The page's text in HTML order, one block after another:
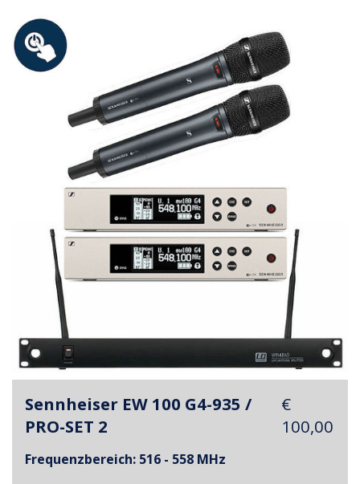
Sennheiser EW 100 G4-935 /
PRO-SET 2
€
100,00
Frequenzbereich: 516 - 558 MHz